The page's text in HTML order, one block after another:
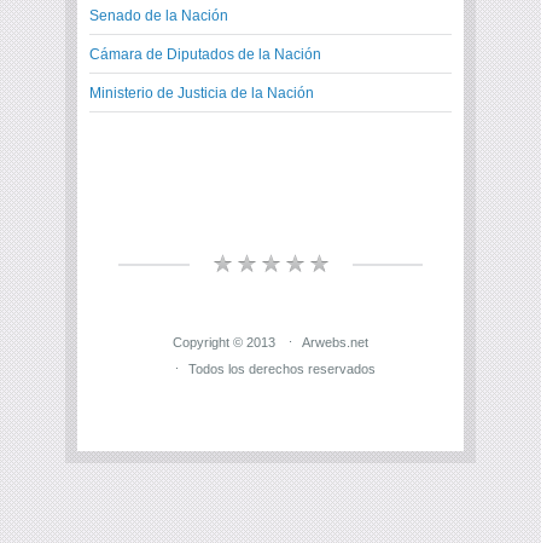
Senado de la Nación
Cámara de Diputados de la Nación
Ministerio de Justicia de la Nación
Copyright © 2013
Arwebs.net
Todos los derechos reservados